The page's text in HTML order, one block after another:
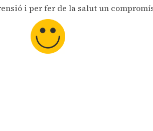
i per fer de la salut un